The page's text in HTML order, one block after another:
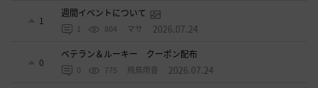
1
週間イベントについて
1 804 マサ 2026.07.24
0
ベテラン＆ルーキー クーポン配布
0 775 飛鳥雨音 2026.07.24